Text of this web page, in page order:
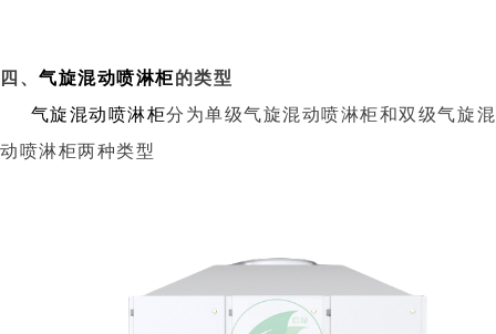
四、 气旋混动喷淋柜的类型
气旋混动喷淋柜分为单级气旋混动喷淋柜和双级气旋混
动喷淋柜两种类型